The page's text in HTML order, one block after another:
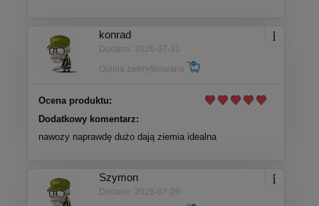
konrad
Dodano: 2026-07-31
Opinia zweryfikowana
Ocena produktu:
Dodatkowy komentarz:
nawozy naprawdę dużo dają ziemia idealna
Szymon
Dodano: 2026-07-29